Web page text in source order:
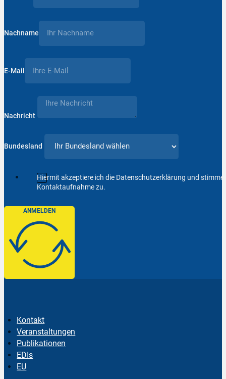
Nachname
E-Mail
Nachricht
Bundesland
Hiermit akzeptiere ich die Datenschutzerklärung und
Kontaktaufnahme zu.
ANMELDEN
Kontakt
Veranstaltungen
Publikationen
EDIs
EU